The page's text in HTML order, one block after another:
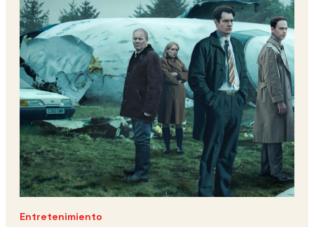
Entretenimiento